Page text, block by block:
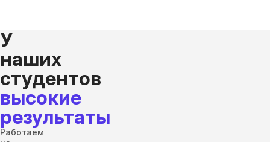
У
наших
студентов
высокие
результаты
Работаем